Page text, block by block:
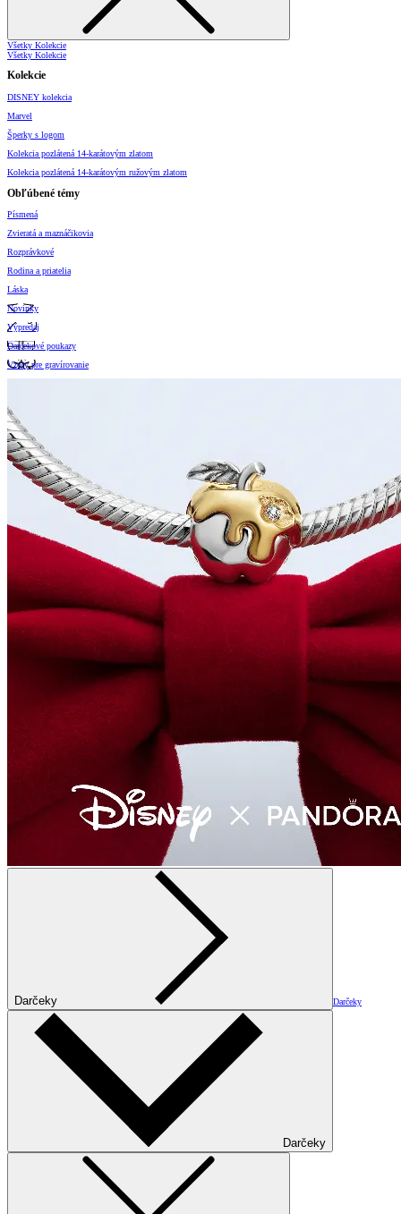
Všetky Kolekcie
Všetky Kolekcie
Kolekcie
DISNEY kolekcia
Marvel
Šperky s logom
Kolekcia pozlátená 14-karátovým zlatom
Kolekcia pozlátená 14-karátovým ružovým zlatom
Obľúbené témy
Písmená
Zvieratá a maznáčikovia
Rozprávkové
Rodina a priatelia
Láska
Novinky
Výpredaj
Darčekové poukazy
Vzory pre gravírovanie
Darčeky Darčeky
Darčeky